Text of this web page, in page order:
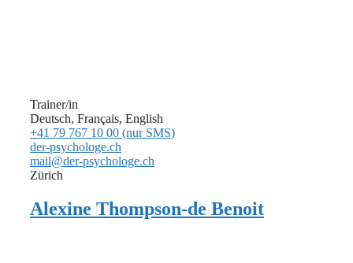
Trainer/in
Deutsch, Français, English
+41 79 767 10 00 (nur SMS)
der-psychologe.ch
mail@der-psychologe.ch
Zürich
Alexine Thompson-de Benoit